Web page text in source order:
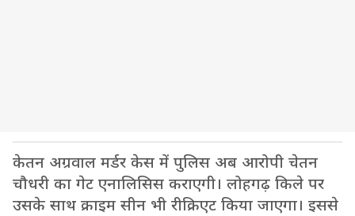
केतन अग्रवाल मर्डर केस में पुलिस अब आरोपी चेतन
चौधरी का गेट एनालिसिस कराएगी। लोहगढ़ किले पर
उसके साथ क्राइम सीन भी रीक्रिएट किया जाएगा। इससे